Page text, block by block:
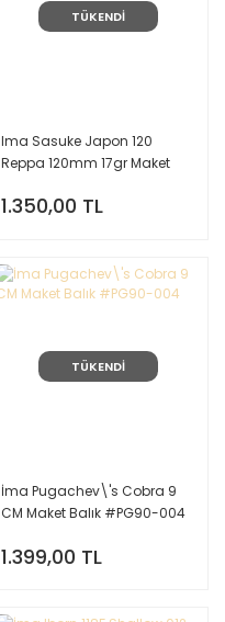
TÜKENDİ
Ima Sasuke Japon 120
Reppa 120mm 17gr Maket
1.350,00 TL
TÜKENDİ
İma Pugachev\'s Cobra 9
CM Maket Balık #PG90-004
1.399,00 TL